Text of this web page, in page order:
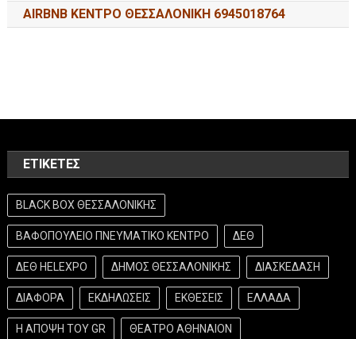
AIRBNB ΚΕΝΤΡΟ ΘΕΣΣΑΛΟΝΙΚΗ 6945018764
ΕΤΙΚΈΤΕΣ
BLACK BOX ΘΕΣΣΑΛΟΝΙΚΗΣ
ΒΑΦΟΠΟΥΛΕΙΟ ΠΝΕΥΜΑΤΙΚΟ ΚΕΝΤΡΟ ΔΕΘ
ΔΕΘ HELEXPO ΔΗΜΟΣ ΘΕΣΣΑΛΟΝΙΚΗΣ ΔΙΑΣΚΕΔΑΣΗ
ΔΙΑΦΟΡΑ ΕΚΔΗΛΩΣΕΙΣ ΕΚΘΕΣΕΙΣ ΕΛΛΑΔΑ
Η ΑΠΟΨΗ ΤΟΥ GR ΘΕΑΤΡΟ ΑΘΗΝΑΙΟΝ